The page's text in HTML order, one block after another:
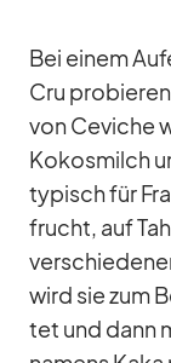
Bei ei­nem
Cru
von Ce­vi­che
Ko­kos­milch
ty­pisch für
frucht, auf
wird sie zum
tet und dann